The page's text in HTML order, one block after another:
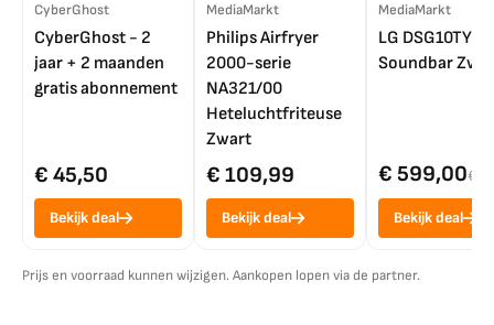
CyberGhost
CyberGhost - 2
jaar + 2 maanden
gratis abonnement
€ 45,50
Bekijk deal
MediaMarkt
Philips Airfryer
2000-serie
NA321/00
Heteluchtfriteuse
Zwart
€ 109,99
Bekijk deal
MediaMarkt
LG DSG10TY
Soundbar
€ 599,00€
Bekijk deal
Prijs en voorraad kunnen wijzigen. Aankopen lopen via de partner.